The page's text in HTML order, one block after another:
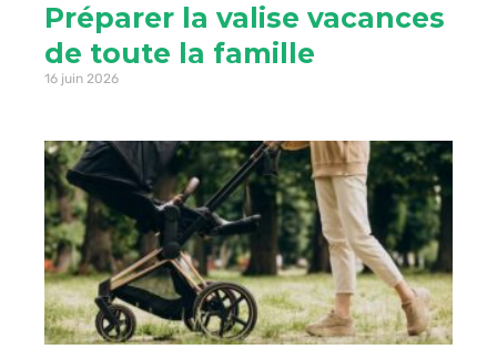
Préparer la valise vacances
de toute la famille
16 juin 2026